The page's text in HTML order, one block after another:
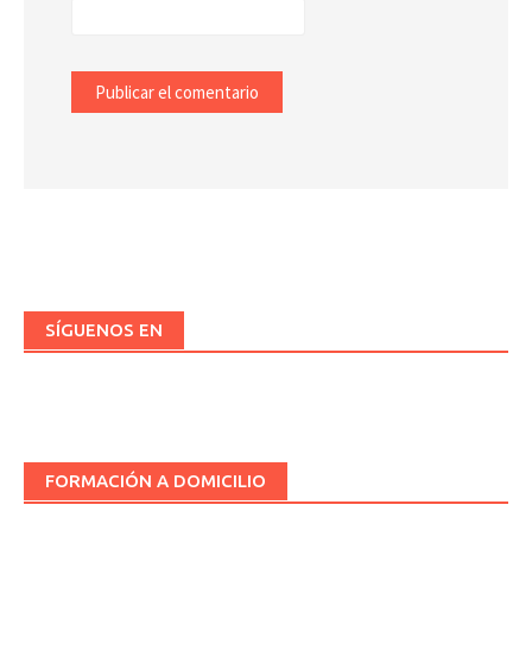
SÍGUENOS EN
FORMACIÓN A DOMICILIO